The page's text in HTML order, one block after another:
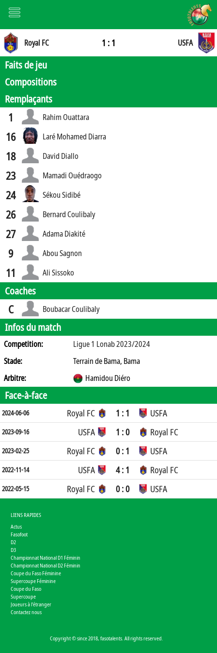
Royal FC 1 : 1 USFA
Faits de jeu
Compositions
Remplaçants
1 Rahim Ouattara
16 Laré Mohamed Diarra
18 David Diallo
23 Mamadi Ouédraogo
24 Sékou Sidibé
26 Bernard Coulibaly
27 Adama Diakité
9 Abou Sagnon
11 Ali Sissoko
Coaches
C Boubacar Coulibaly
Infos du match
Competition:
Ligue 1 Lonab 2023/2024
Stade:
Terrain de Bama, Bama
Arbitre:
Hamidou Diéro
Face-à-face
2024-06-06 Royal FC 1 : 1 USFA
2023-09-16 USFA 1 : 0 Royal FC
2023-02-25 Royal FC 0 : 1 USFA
2022-11-14 USFA 4 : 1 Royal FC
2022-05-15 Royal FC 0 : 0 USFA
LIENS RAPIDES
Actus
Fasofoot
D2
D3
Championnat National D1 Féminin
Championnat National D2 Féminin
Coupe du Faso Féminine
Supercoupe Féminine
Coupe du Faso
Supercoupe
Joueurs à l'étranger
Contactez nous
Copyright © since 2018, fasotalents. All rights reserved.